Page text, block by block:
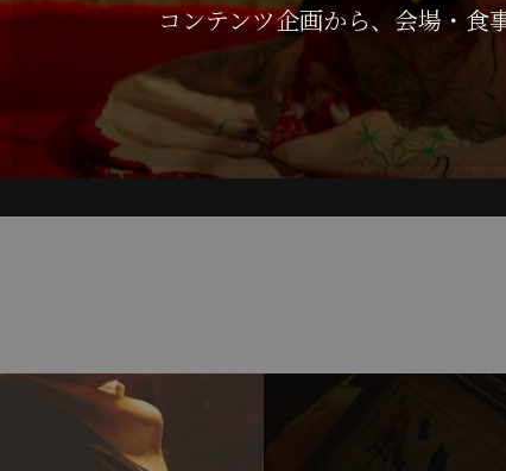
コンテンツ企画から、会場・食